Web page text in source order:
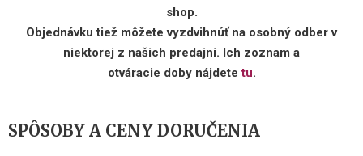
shop.
Objednávku tiež môžete vyzdvihnúť na osobný odber v
niektorej z našich predajní. Ich zoznam a
otváracie doby nájdetetu.
SPÔSOBY A CENY DORUČENIA